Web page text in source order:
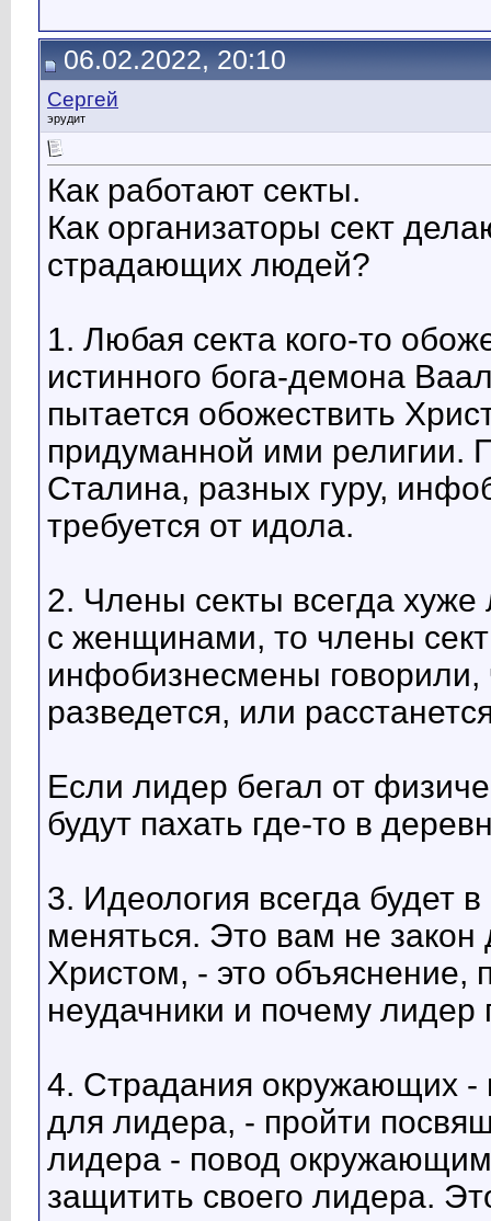
06.02.2022, 20:10
Сергей
эрудит
Как работают секты.
Как организаторы сект
страдающих людей?
1. Любая секта кого-то
истинного бога-демона
пытается обожествить
придуманной ими религии.
Сталина, разных гуру,
требуется от идола.
2. Члены секты всегда
с женщинами, то члены
инфобизнесмены говорили,
разведется, или
Если лидер бегал от
будут пахать где-то в
3. Идеология всегда будет
меняться. Это вам не
Христом, - это объяснение,
неудачники и почему лидер
4. Страдания окружающих -
для лидера, - пройти
лидера - повод окружающим
защитить своего лидера.